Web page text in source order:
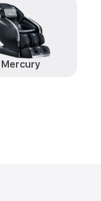
Mercury